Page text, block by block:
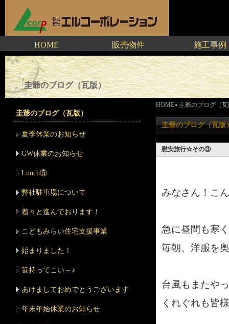
HOME 販売物件 施工事例
圭爺のブログ（瓦版）
HOME» 圭爺のブログ（
圭爺のブログ（瓦版
慰安旅行☆その③
みなさん！こ
急に昼間も寒
毎朝、洋服を
台風もまたや
くれぐれも皆
圭爺のブログ（瓦版）
夏季休業のお知らせ
GW休業のお知らせ
Lunch⑤
弊社駐車場について
着々と進んでおります！
こどもみらい住宅支援事業
始まりました！
笹持ってこい～♪
あけましておめでとうございます
年末年始休業のお知らせ